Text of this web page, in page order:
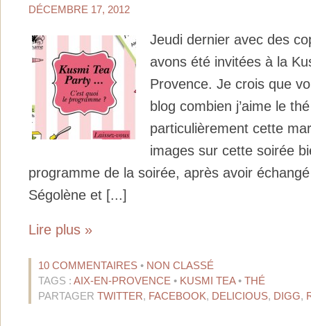
DÉCEMBRE 17, 2012
Jeudi dernier avec des
avons été invitées à la
Provence. Je crois que
blog combien j’aime le
particulièrement cette
images sur cette soirée
programme de la soirée, après avoir
Ségolène et [...]
Lire plus »
10 COMMENTAIRES • NON CLASSÉ
TAGS : AIX-EN-PROVENCE • KUSMI TEA• THÉ
PARTAGER TWITTER, FACEBOOK, DELICIOUS, DIGG,